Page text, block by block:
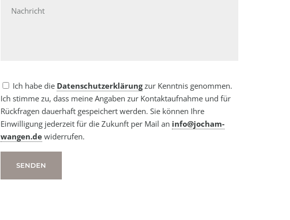
Ich habe die Datenschutzerklärungzur Kenntnis genommen.
Ich stimme zu, dass meine Angaben zur Kontaktaufnahme und für
Rückfragen dauerhaft gespeichert werden. Sie können Ihre
Einwilligung jederzeit für die Zukunft per Mail an info@jocham-
wangen.dewiderrufen.